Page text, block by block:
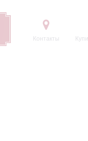
Контакты